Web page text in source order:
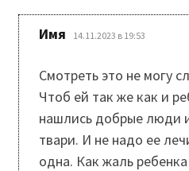
Имя 14.11.2023 в 19:53
Смотреть это не могу
Чтоб ей так же как и
нашлись добрые люди
твари. И не надо ее
одна. Как жаль